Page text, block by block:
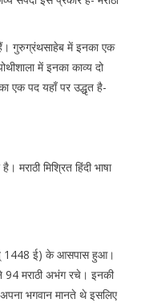
गुरुग्रंथसाहेब में इनका एक
में इनका काव्य दो
एक पद यहाँ पर उद्धृत है-
मराठी मिश्रित हिंदी भाषा
1448 ई) के आसपास हुआ।
94 मराठी अभंग रचे। इनकी
भगवान मानते थे इसलिए